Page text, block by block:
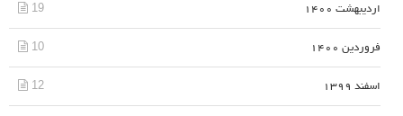
اردیبهشت 1400 19
فروردین 1400 10
اسفند 1399 12